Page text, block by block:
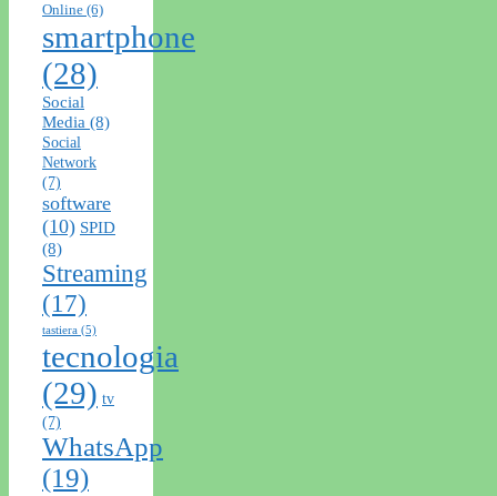
Online (6)
smartphone
(28)
Social
Media (8)
Social
Network
(7)
software
(10) SPID
(8)
Streaming
(17)
tastiera (5)
tecnologia
(29) tv
(7)
WhatsApp
(19)